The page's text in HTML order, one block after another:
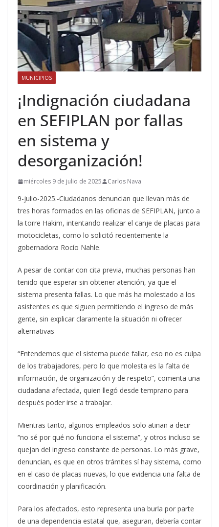
MUNICIPIOS
¡Indignación ciudadana
en SEFIPLAN por fallas
en sistema y
desorganización!
miércoles 9 de julio de 2025 Carlos Nava
9-julio-2025.-Ciudadanos denuncian que llevan más de
tres horas formados en las oficinas de SEFIPLAN, junto a
la torre Hakim, intentando realizar el canje de placas para
motocicletas, como lo solicitó recientemente la
gobernadora Rocío Nahle.
A pesar de contar con cita previa, muchas personas han
tenido que esperar sin obtener atención, ya que el
sistema presenta fallas. Lo que más ha molestado a los
asistentes es que siguen permitiendo el ingreso de más
gente, sin explicar claramente la situación ni ofrecer
alternativas
“Entendemos que el sistema puede fallar, eso no es culpa
de los trabajadores, pero lo que molesta es la falta de
información, de organización y de respeto”, comenta una
ciudadana afectada, quien llegó desde temprano para
después poder irse a trabajar.
Mientras tanto, algunos empleados solo atinan a decir
“no sé por qué no funciona el sistema”, y otros incluso se
quejan del ingreso constante de personas. Lo más grave,
denuncian, es que en otros trámites sí hay sistema, como
en el caso de placas nuevas, lo que evidencia una falta de
coordinación y planificación.
Para los afectados, esto representa una burla por parte
de una dependencia estatal que, aseguran, debería contar